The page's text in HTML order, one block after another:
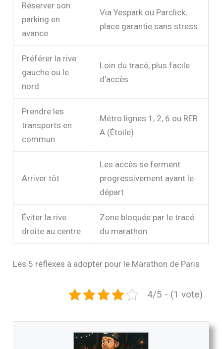
Réserver son
parking en
avance
Via Yespark ou Parclick,
place garantie sans stress
Préférer la rive
gauche ou le
nord
Loin du tracé, plus facile
d’accès
Prendre les
transports en
commun
Métro lignes 1, 2, 6 ou RER
A (Étoile)
Arriver tôt
Les accès se ferment
progressivement avant le
départ
Éviter la rive
droite au centre
Zone bloquée par le tracé
du marathon
Les 5 réflexes à adopter pour le Marathon de Paris
4/5 - (1 vote)